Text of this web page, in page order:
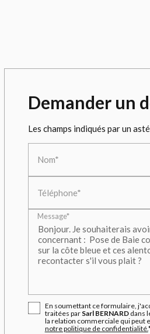
Demander un
Les champs indiqués par un
Nom*
Téléphone*
Message*
En soumettant ce formulaire,
traitées par Sarl BERNARDdans
la relation commerciale qui peut
notre politique de confidentialité.